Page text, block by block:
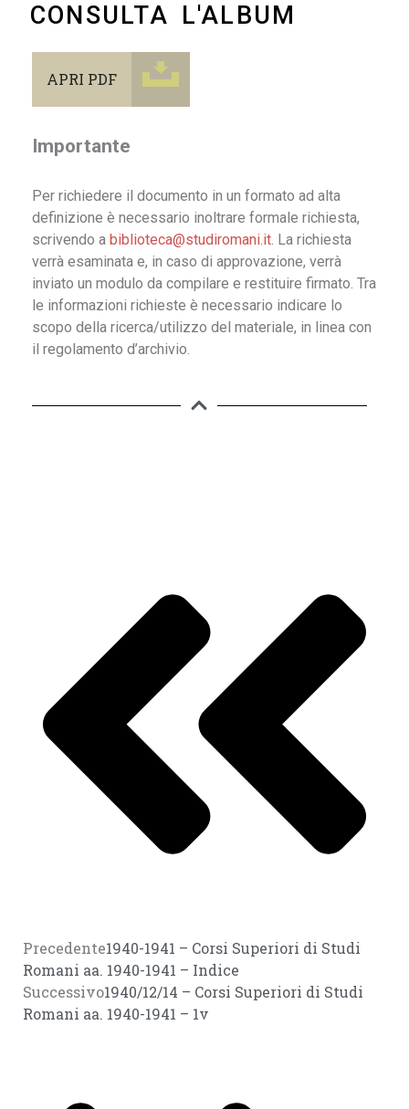
CONSULTA L'ALBUM
APRI PDF
Importante
Per richiedere il documento in un formato ad alta
definizione è necessario inoltrare formale richiesta,
scrivendo a biblioteca@studiromani.it. La richiesta
verrà esaminata e, in caso di approvazione, verrà
inviato un modulo da compilare e restituire firmato. Tra
le informazioni richieste è necessario indicare lo
scopo della ricerca/utilizzo del materiale, in linea con
il regolamento d’archivio.
Precedente1940-1941 – Corsi Superiori di Studi
Romani aa. 1940-1941 – Indice
Successivo1940/12/14 – Corsi Superiori di Studi
Romani aa. 1940-1941 – 1v